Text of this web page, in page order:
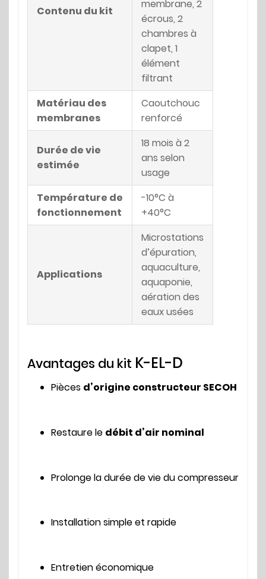
Contenu du kit
membrane, 2
écrous, 2
chambres à
clapet, 1
élément
filtrant
Matériau des
membranes
Caoutchouc
renforcé
Durée de vie
estimée
18 mois à 2
ans selon
usage
Température de
fonctionnement
-10°C à
+40°C
Applications
Microstations
d’épuration,
aquaculture,
aquaponie,
aération des
eaux usées
Avantages du kit K-EL-D
Pièces d’origine constructeur SECOH
Restaure le débit d’air nominal
Prolonge la durée de vie du compresseur
Installation simple et rapide
Entretien économique